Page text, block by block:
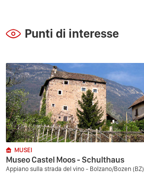
Punti di interesse
MUSEI
Museo Castel Moos - Schulthaus
Appiano sulla strada del vino - Bolzano/Bozen (BZ)